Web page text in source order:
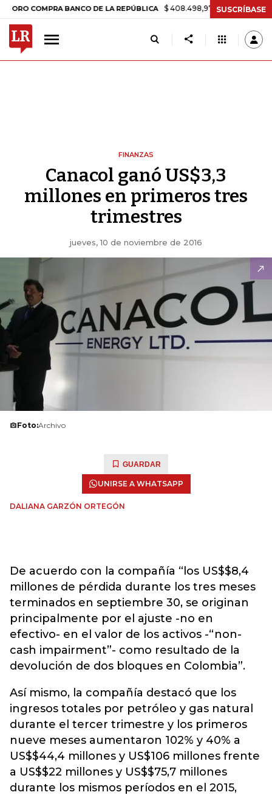
COMPRA BANCO DE LA REPÚBLICA $ 408.498,97 +$ 8.753,81 +2,19%
SUSCRÍBASE
FINANZAS
Canacol ganó US$3,3
millones en primeros tres
trimestres
jueves, 10 de noviembre de 2016
Foto:Archivo
GUARDAR
UNIRSE A WHATSAPP
DALIANA GARZÓN ORTEGÓN
De acuerdo con la compañía “los US$$8,4
millones de pérdida durante los tres meses
terminados en septiembre 30, se originan
principalmente por el ajuste -no en
efectivo- en el valor de los activos -“non-
cash impairment”- como resultado de la
devolución de dos bloques en Colombia”.
Así mismo, la compañía destacó que los
ingresos totales por petróleo y gas natural
durante el tercer trimestre y los primeros
nueve meses aumentaron 102% y 40% a
US$$44,4 millones y US$106 millones frente
a US$$22 millones y US$$75,7 millones
durante los mismos períodos en el 2015,